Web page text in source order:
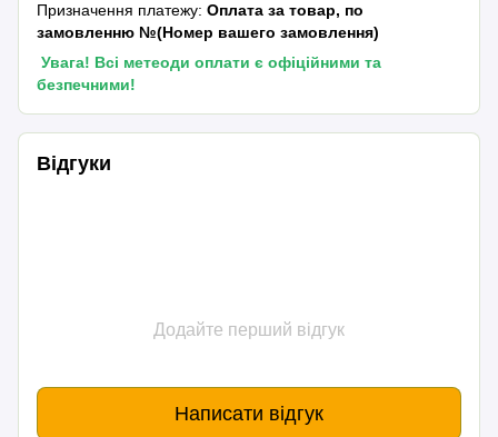
Призначення платежу:Оплата за товар, по
замовленню №(Номер вашего замовлення)
Увага! Всі метеоди оплати є офіційними та
безпечними!
Відгуки
Додайте перший відгук
Написати відгук